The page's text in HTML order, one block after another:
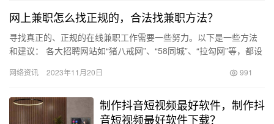
网上兼职怎么找正规的，合法找兼职方法？
寻找真正的、正规的在线兼职工作需要一些努力。以下是一些方法
和建议： 各大招聘网站如“猪八戒网”、“58同城”、“拉勾网”等，都设
网络资讯 2023年11月20日 991
制作抖音短视频最好软件，制作抖
音短视频最好软件下载？